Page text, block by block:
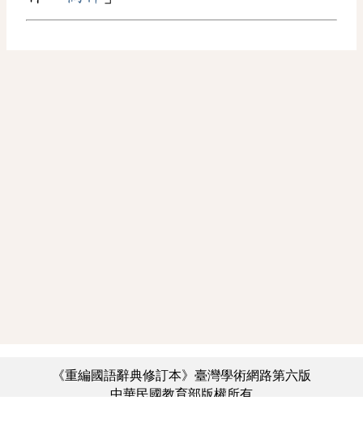
《重編國語辭典修訂本》臺灣學術網路第六版
中華民國教育部版權所有